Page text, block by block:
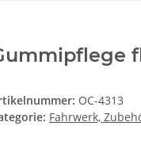
OC-4313
Fahrwerk,